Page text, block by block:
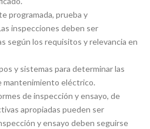
programada, prueba y
inspecciones deben ser
según los requisitos y relevancia en
y sistemas para determinar las
mantenimiento eléctrico.
de inspección y ensayo, de
apropiadas pueden ser
y ensayo deben seguirse